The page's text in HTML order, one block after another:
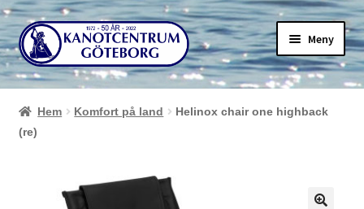
Hoppa
till
navigering
Hoppa
till
innehåll
Meny
Hem Komfort på land
Helinox chair one highback
(re)